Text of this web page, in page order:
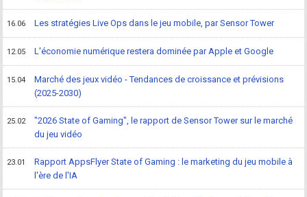
16.06 Les stratégies Live Ops dans le jeu mobile, par Sensor Tower
12.05 L'économie numérique restera dominée par Apple et Google
15.04
Marché des jeux vidéo - Tendances de croissance et prévisions
(2025-2030)
25.02
"2026 State of Gaming", le rapport de Sensor Tower sur le marché
du jeu vidéo
23.01
Rapport AppsFlyer State of Gaming : le marketing du jeu mobile à
l'ère de l'IA